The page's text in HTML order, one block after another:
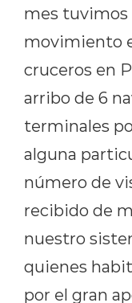
mes
movimiento
cruceros en
arribo de 6
terminales
alguna
número de
recibido de
nuestro
quienes
por el gran